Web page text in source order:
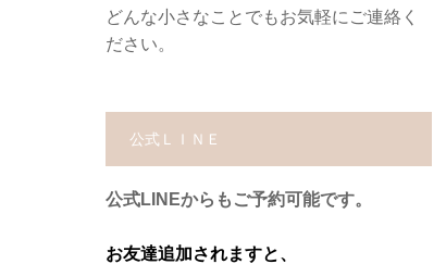
どんな小さなことでもお気軽にご連絡く
ださい。
公式ＬＩＮＥ
公式LINEからもご予約可能です。
お友達追加されますと、